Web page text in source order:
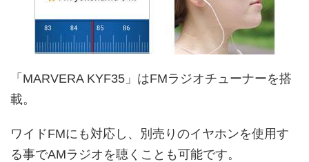
「MARVERA KYF35」はFMラジオチューナーを搭
載。
ワイドFMにも対応し、別売りのイヤホンを使用す
る事でAMラジオを聴くことも可能です。